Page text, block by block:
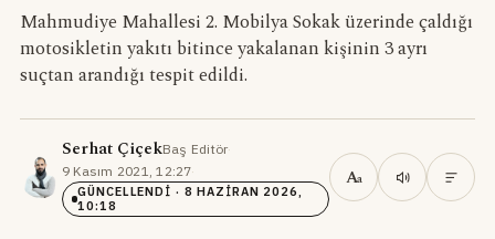
Mahmudiye Mahallesi 2. Mobilya Sokak üzerinde çaldığı
motosikletin yakıtı bitince yakalanan kişinin 3 ayrı
suçtan arandığı tespit edildi.
Serhat ÇiçekBaş Editör·
9 Kasım 2021, 12:27·
GÜNCELLENDI · 8 HAZIRAN 2026,
10:18
Aa